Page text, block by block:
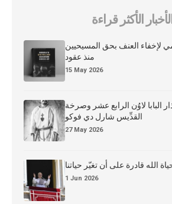
الأخبار الأكثر قراءة
لإخفاء العنف بحق المسيحيين
منذ عقود
15 May 2026
البابا لاوُن الرابع عشر وصرخة
القدِّيس شارل دي فوكو
27 May 2026
حياة الله قادرة على أن تغيّر حياتنا
1 Jun 2026